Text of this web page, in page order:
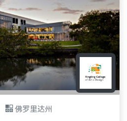
佛罗里达州